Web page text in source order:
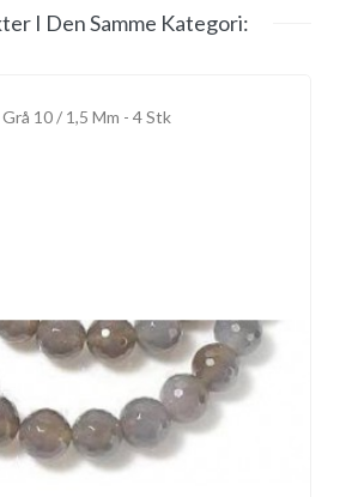
I Den Samme Kategori:
10 / 1,5 Mm - 4 Stk